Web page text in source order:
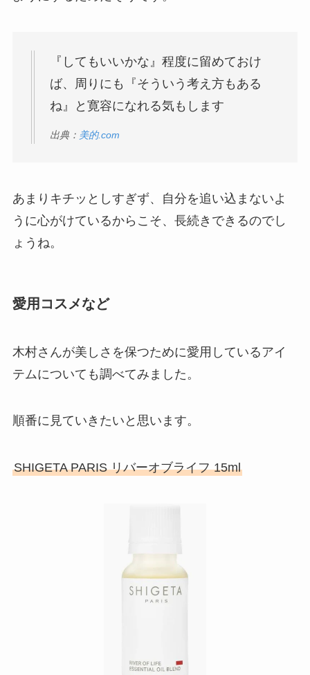
『してもいいかな』程度に留めておけ
ば、周りにも『そういう考え方もある
ね』と寛容になれる気もします
出典： 美的.com
あまりキチッとしすぎず、自分を追い込まないよ
うに心がけているからこそ、長続きできるのでし
ょうね。
愛用コスメなど
木村さんが美しさを保つために愛用しているアイ
テムについても調べてみました。
順番に見ていきたいと思います。
SHIGETA PARIS リバーオブライフ 15ml